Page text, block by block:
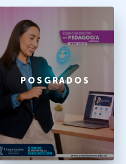
POSGRADOS